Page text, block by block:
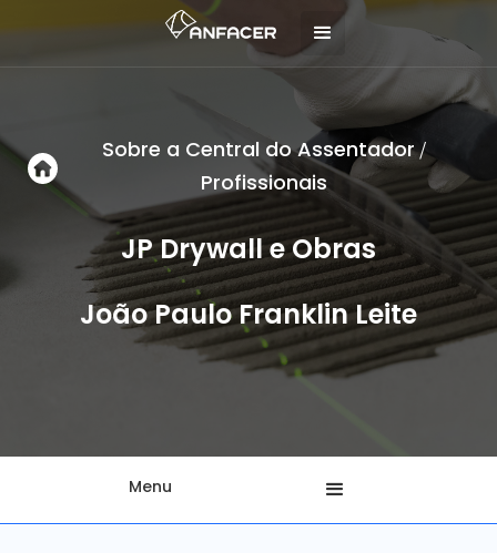
Sobre a Central do Assentador/
Profissionais
JP Drywall e Obras
João Paulo Franklin Leite
Menu